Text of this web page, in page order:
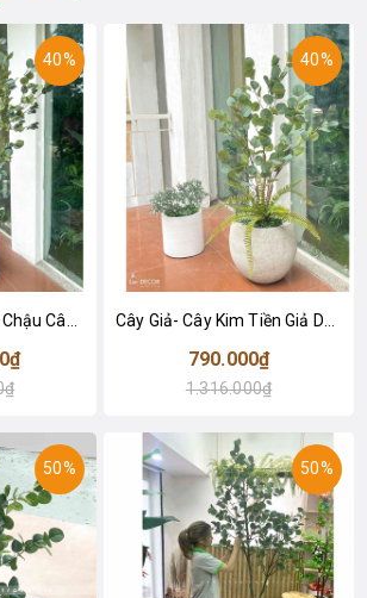
40% 40%
790.000₫
1.316.000₫
50% 50%